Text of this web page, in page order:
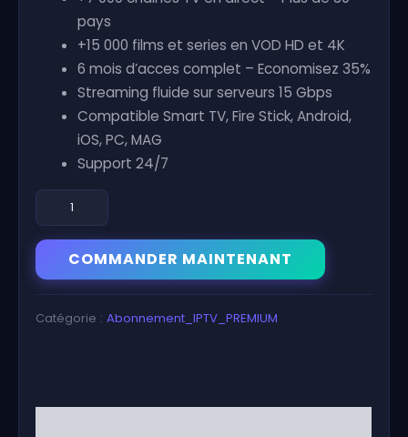
initial
était :
€45,00.
actuel
est :
pays
+15 000 films et series en VOD HD et 4K
6 mois d’acces complet – Economisez 35%
Streaming fluide sur serveurs 15 Gbps
Compatible Smart TV, Fire Stick, Android,
iOS, PC, MAG
Support 24/7
quantité
IPTV
06
Mois
COMMANDER MAINTENANT
Catégorie :Abonnement_IPTV_PREMIUM